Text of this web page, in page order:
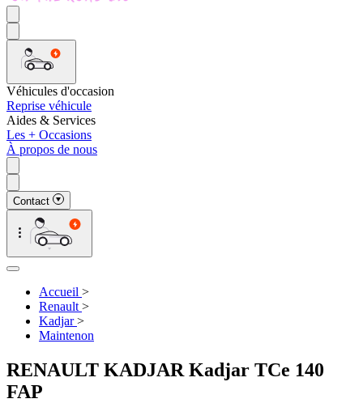
Véhicules d'occasion
Reprise véhicule
Aides & Services
Les + Occasions
À propos de nous
Contact
Accueil >
Renault >
Kadjar>
Maintenon
RENAULT KADJAR Kadjar TCe 140
FAP